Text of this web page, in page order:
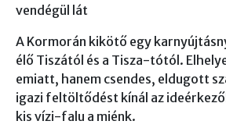
vendégül lát
A Kormorán kikötő egy
élő Tiszától és a Tisza-tótól.
emiatt, hanem csendes, eldugott
igazi feltöltődést kínál az
kis vízi-falu a miénk.